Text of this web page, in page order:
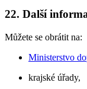
22. Další
Můžete se obrátit na:
Ministerstvo
krajské úřady,